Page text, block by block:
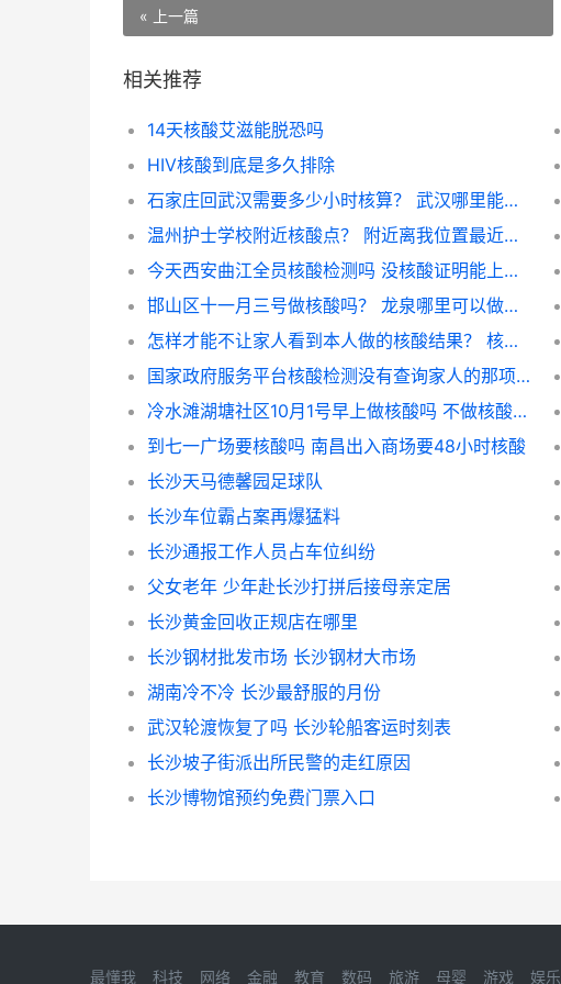
« 上一篇
相关推荐
14天核酸艾滋能脱恐吗
HIV核酸到底是多久排除
石家庄回武汉需要多少小时核算？ 武汉哪里能做24小时核酸
温州护士学校附近核酸点？ 附近离我位置最近的医院
今天西安曲江全员核酸检测吗 没核酸证明能上火车吗2022
邯山区十一月三号做核酸吗？ 龙泉哪里可以做核酸检测
怎样才能不让家人看到本人做的核酸结果？ 核酸检测结果怎么查询家人
国家政府服务平台核酸检测没有查询家人的那项怎么办 核酸检测电子版多久出来
冷水滩湖塘社区10月1号早上做核酸吗 不做核酸检测能坐火车吗
到七一广场要核酸吗 南昌出入商场要48小时核酸
长沙天马德馨园足球队
长沙车位霸占案再爆猛料
长沙通报工作人员占车位纠纷
父女老年 少年赴长沙打拼后接母亲定居
长沙黄金回收正规店在哪里
长沙钢材批发市场 长沙钢材大市场
湖南冷不冷 长沙最舒服的月份
武汉轮渡恢复了吗 长沙轮船客运时刻表
长沙坡子街派出所民警的走红原因
长沙博物馆预约免费门票入口
最懂我 科技 网络 金融 教育 数码 旅游 母婴 游戏 娱乐